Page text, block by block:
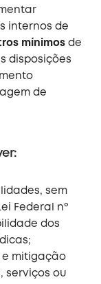
internos de
mínimosde
disposições
de
sem
Federal nº
dos
mitigação
serviços ou